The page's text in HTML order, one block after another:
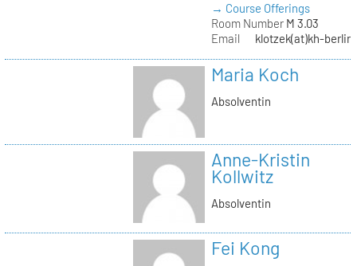
→ Course Offerings
Room NumberM 3.03
Email
klotzek(at)kh-
Maria Koch
Absolventin
Anne-Kristin
Kollwitz
Absolventin
Fei Kong